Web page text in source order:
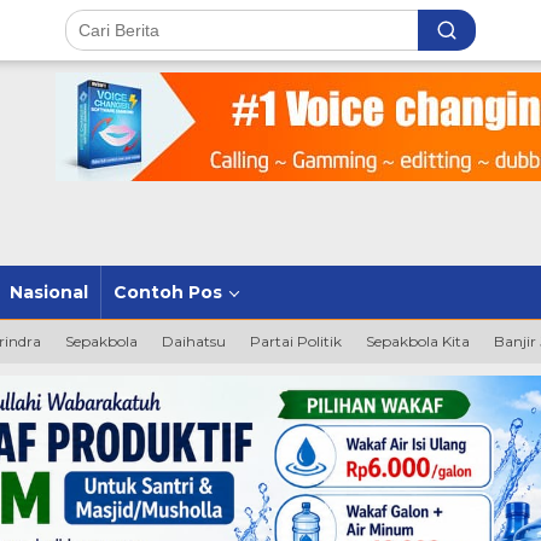
Nasional Contoh Pos
Sepakbola Daihatsu Partai Politik Sepakbola Kita Banjir